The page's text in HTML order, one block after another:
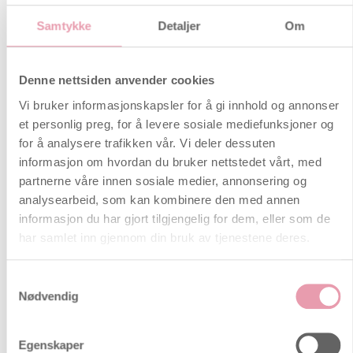
Samtykke Detaljer Om
Denne nettsiden anvender cookies
Vi bruker informasjonskapsler for å gi innhold og annonser
et personlig preg, for å levere sosiale mediefunksjoner og
for å analysere trafikken vår. Vi deler dessuten
informasjon om hvordan du bruker nettstedet vårt, med
partnerne våre innen sosiale medier, annonsering og
analysearbeid, som kan kombinere den med annen
informasjon du har gjort tilgjengelig for dem, eller som de
har samlet inn gjennom din bruk av tjenestene deres.
Nødvendig
Egenskaper
Tretthet og søvnforstyrrelser
Noen gravide er usedvanlig
andre er trette og utmattede,
spesielt i de siste månedene. Les mer
om årsakene til dette.
Åndenød
De fleste opplever, spesielt mot
slutten av graviditeten, åndenød når
de anstrenger seg eller går opp en
bakke eller trapper. Les mer om
hvorfor.
Halsbrann forekommer vanligvis
langsommere og at barnet presser